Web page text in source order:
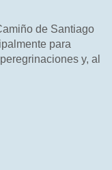
de Santiago
para
y, al